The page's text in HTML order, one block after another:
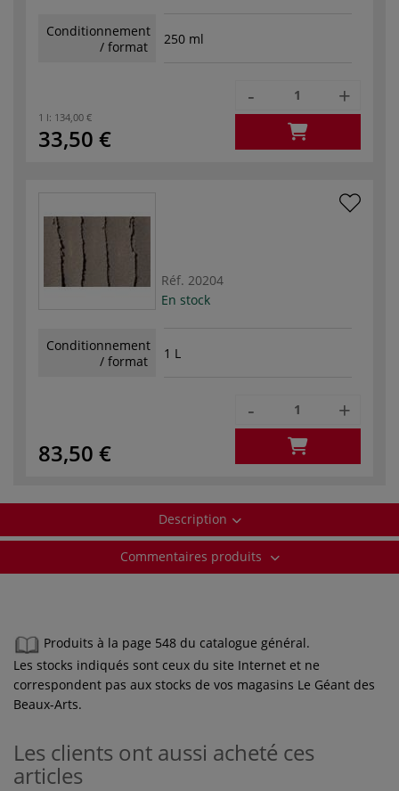
Conditionnement
/ format
250 ml
1 l: 134,00 €
33,50 €
- +
Réf. 20204
En stock
Conditionnement
/ format
1 L
83,50 €
- +
Description
Commentaires produits
Produits à la page 548 du catalogue général.
Les stocks indiqués sont ceux du site Internet et ne
correspondent pas aux stocks de vos magasins Le Géant des
Beaux-Arts.
Les clients ont aussi acheté ces
articles